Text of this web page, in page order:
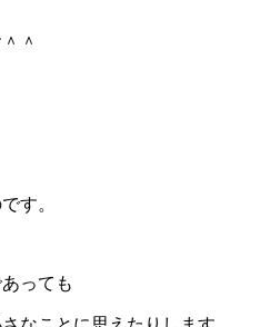
＾
す。
っても